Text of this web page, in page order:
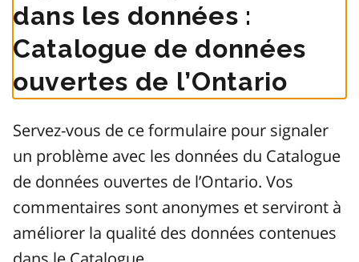
dans les données :
Catalogue de données
ouvertes de l’Ontario
Servez-vous de ce formulaire pour signaler
un problème avec les données du Catalogue
de données ouvertes de l’Ontario. Vos
commentaires sont anonymes et serviront à
améliorer la qualité des données contenues